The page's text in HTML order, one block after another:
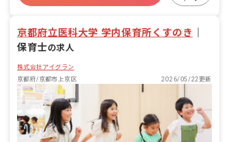
京都府立医科大学 学内保育所くすのき
保育士の求人
株式会社アイグラン
京都府/京都市上京区
2026/05/22更新